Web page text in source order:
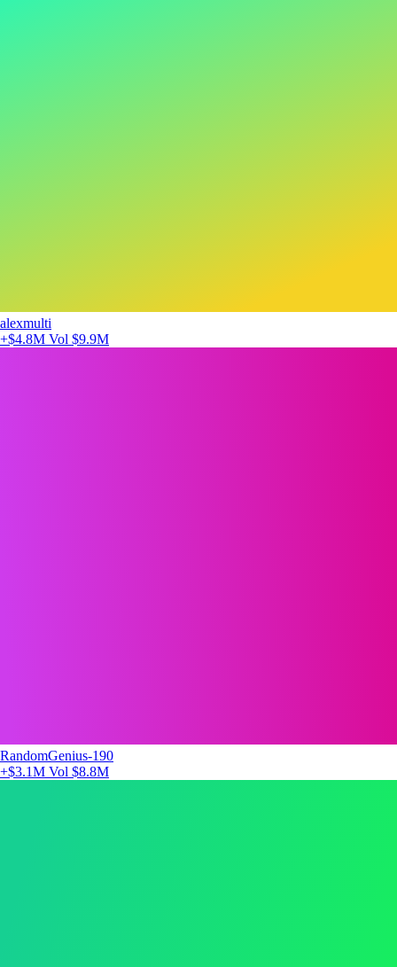
alexmulti
+$4.8M Vol $9.9M
RandomGenius-190
+$3.1M Vol $8.8M